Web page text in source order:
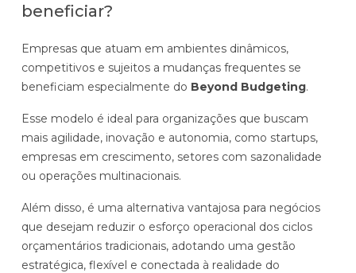
beneficiar?
Empresas que atuam em ambientes dinâmicos,
competitivos e sujeitos a mudanças frequentes se
beneficiam especialmente do Beyond Budgeting.
Esse modelo é ideal para organizações que buscam
mais agilidade, inovação e autonomia, como startups,
empresas em crescimento, setores com sazonalidade
ou operações multinacionais.
Além disso, é uma alternativa vantajosa para negócios
que desejam reduzir o esforço operacional dos ciclos
orçamentários tradicionais, adotando uma gestão
estratégica, flexível e conectada à realidade do